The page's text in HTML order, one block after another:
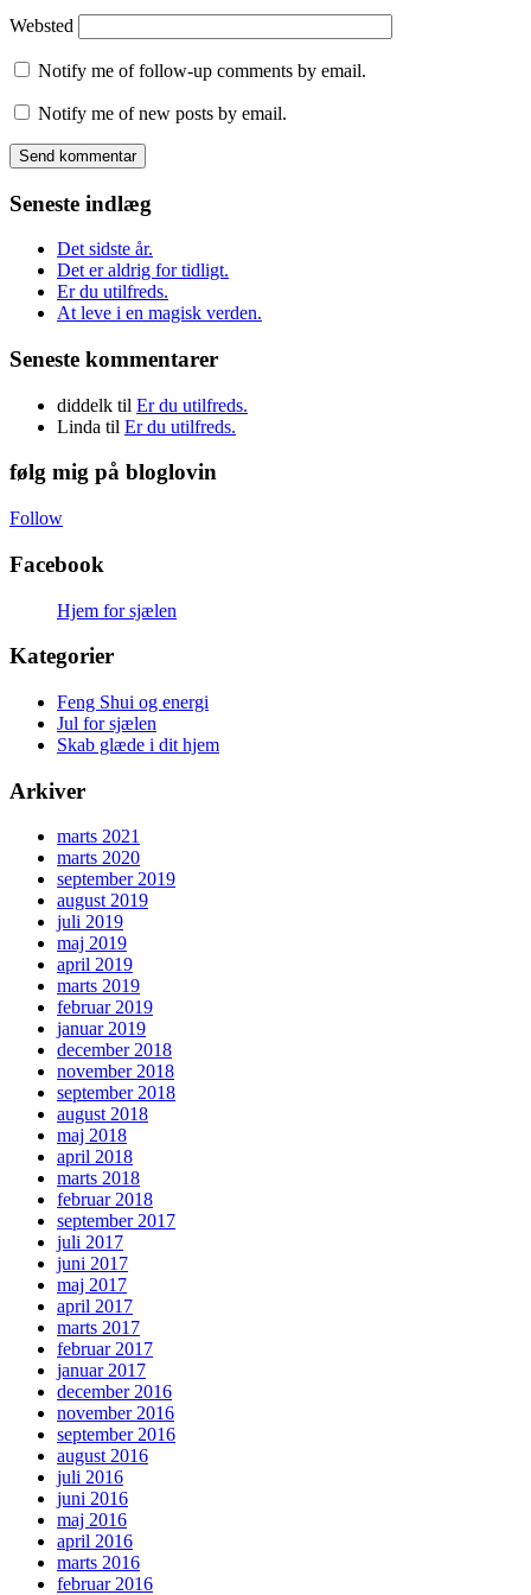
Websted
Notify me of follow-up comments by email.
Notify me of new posts by email.
Seneste indlæg
Det sidste år.
Det er aldrig for tidligt.
Er du utilfreds.
At leve i en magisk verden.
Seneste kommentarer
diddelk til Er du utilfreds.
Linda til Er du utilfreds.
følg mig på bloglovin
Follow
Facebook
Hjem for sjælen
Kategorier
Feng Shui og energi
Jul for sjælen
Skab glæde i dit hjem
Arkiver
marts 2021
marts 2020
september 2019
august 2019
juli 2019
maj 2019
april 2019
marts 2019
februar 2019
januar 2019
december 2018
november 2018
september 2018
august 2018
maj 2018
april 2018
marts 2018
februar 2018
september 2017
juli 2017
juni 2017
maj 2017
april 2017
marts 2017
februar 2017
januar 2017
december 2016
november 2016
september 2016
august 2016
juli 2016
juni 2016
maj 2016
april 2016
marts 2016
februar 2016